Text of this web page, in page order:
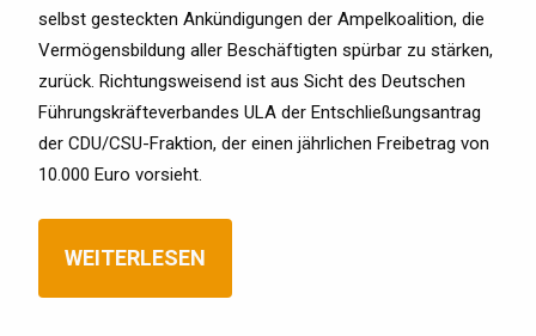
selbst gesteckten Ankündigungen der Ampelkoalition, die
Vermögensbildung aller Beschäftigten spürbar zu stärken,
zurück. Richtungsweisend ist aus Sicht des Deutschen
Führungskräfteverbandes ULA der Entschließungsantrag
der CDU/CSU-Fraktion, der einen jährlichen Freibetrag von
10.000 Euro vorsieht.
WEITERLESEN